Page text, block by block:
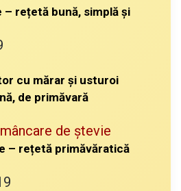
– rețetă bună, simplă și
cu mărar și usturoi
de primăvară
– rețetă primăvăratică